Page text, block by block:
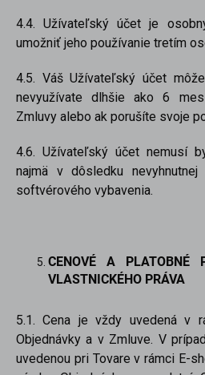
4.4. Užívateľský účet je
umožniť jeho používanie tretím
4.5. Váš Užívateľský účet
nevyužívate dlhšie ako 6
Zmluvy alebo ak porušíte svoje
4.6. Užívateľský účet nemusí
najmä v dôsledku
softvérového vybavenia.
CENOVÉ A PLATOBNÉ
VLASTNICKÉHO PRÁVA
5.1. Cena je vždy uvedená v
Objednávky a v Zmluve. V
uvedenou pri Tovare v rámci E-